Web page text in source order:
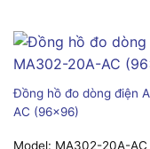
Đồng hồ đo dòng điện
AC (96×96)
Model: MA302-20A-AC